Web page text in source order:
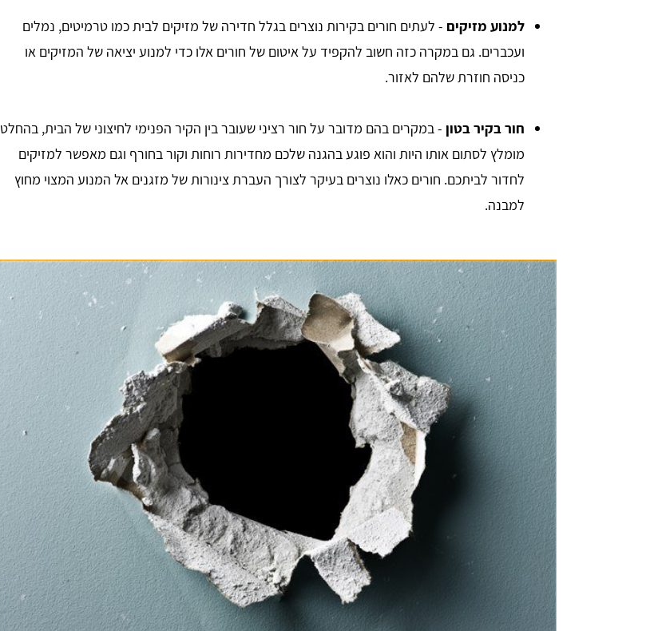
למנוע מזיקים - לעתים חורים בקירות נוצרים בגלל חדירה של מזיקים לבית כמו טרמיטים, נמלים
ועכברים. גם במקרה כזה חשוב להקפיד על איטום של חורים אלו כדי למנוע יציאה של המזיקים או
כניסה חוזרת שלהם לאזור.
חור בקיר בטון - במקרים בהם מדובר על חור רציני שעובר בין הקיר הפנימי לחיצוני של הבית, בהחלט
מומלץ לסתום אותו היות והוא פוגע בהגנה שלכם מחדירות רוחות וקור בחורף וגם מאפשר למזיקים
לחדור לביתכם. חורים כאלו נוצרים בעיקר לצורך העברת צינורות של מזגנים אל המנוע המצוי מחוץ
למבנה.
דור קדם
סופר מקצועיים . מומלץ בחום !!
הצעות מחיר למטרת השיפוץ והלוואי ואצליח
למצוא את קבלן השיפוצים שאני צריך, תודה -
שירות מעולה